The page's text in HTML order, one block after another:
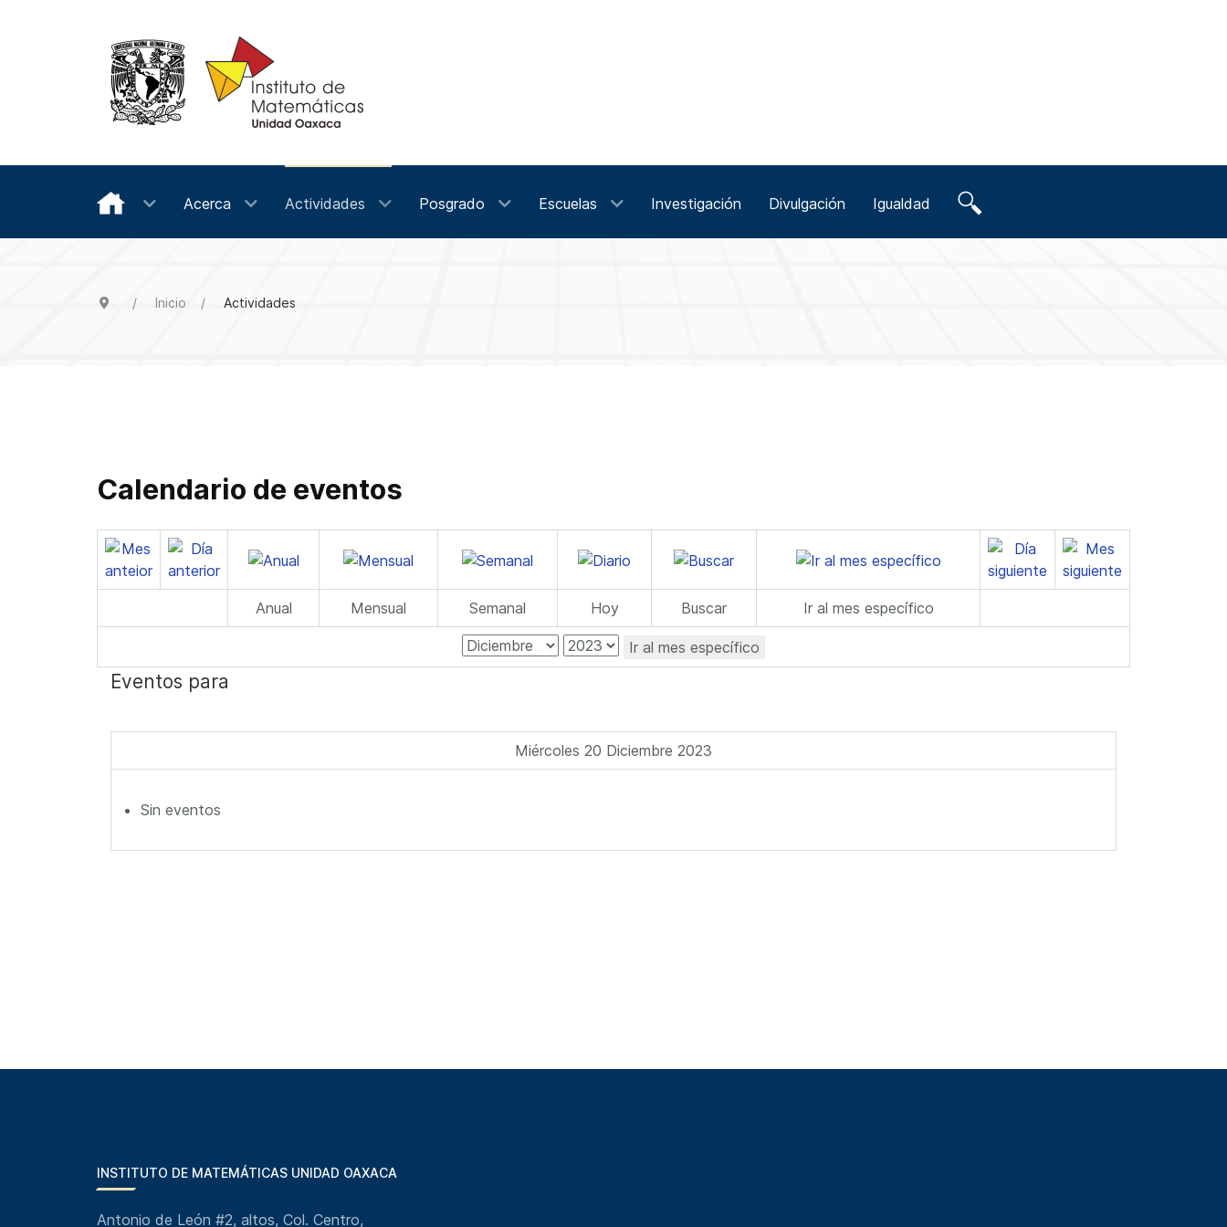
Acerca Actividades Posgrado Escuelas Investigación Divulgación Igualdad
Inicio Actividades
Calendario de eventos
Anual Mensual Semanal Hoy Buscar Ir al mes específico
Ir al mes específico
Eventos para
Miércoles 20 Diciembre 2023
Sin eventos
INSTITUTO DE MATEMÁTICAS UNIDAD OAXACA
Antonio de León #2, altos, Col. Centro,